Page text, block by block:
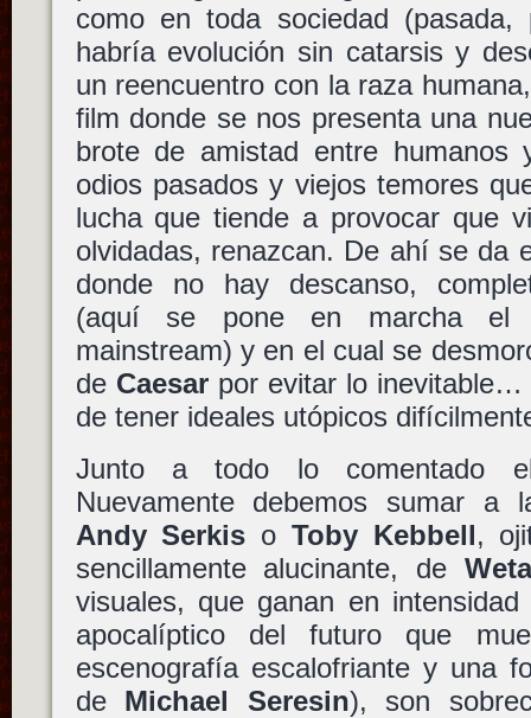
como en toda sociedad
habría evolución sin catarsis y
un reencuentro con la raza
film donde se nos presenta una
brote de amistad entre humanos
odios pasados y viejos temores
lucha que tiende a provocar que
olvidadas, renazcan. De ahí se da
donde no hay descanso,
(aquí se pone en marcha el
mainstream) y en el cual se
de Caesarpor evitar lo inevitable…
de tener ideales utópicos
Junto a todo lo comentado el
Nuevamente debemos sumar a
Andy Serkis o Toby Kebbell,
sencillamente alucinante, de
visuales, que ganan en
apocalíptico del futuro que
escenografía escalofriante y una
de Michael Seresin), son